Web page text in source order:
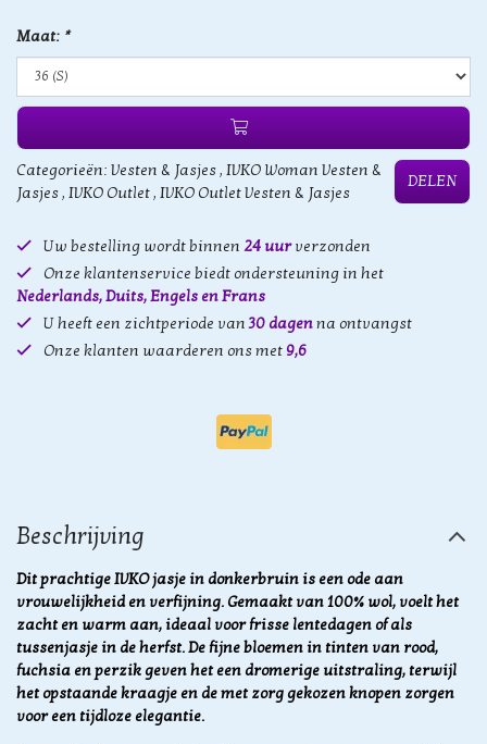
Maat: *
Categorieën: Vesten & Jasjes, IVKO Woman Vesten &
Jasjes, IVKO Outlet, IVKO Outlet Vesten & Jasjes
DELEN
Uw bestelling wordt binnen 24 uurverzonden
Onze klantenservice biedt ondersteuning in het
Nederlands, Duits, Engels en Frans
U heeft een zichtperiode van30 dagenna ontvangst
Onze klanten waarderen ons met 9,6
Beschrijving
Dit prachtige IVKO jasje in donkerbruin is een ode aan
vrouwelijkheid en verfijning. Gemaakt van 100% wol, voelt het
zacht en warm aan, ideaal voor frisse lentedagen of als
tussenjasje in de herfst. De fijne bloemen in tinten van rood,
fuchsia en perzik geven het een dromerige uitstraling, terwijl
het opstaande kraagje en de met zorg gekozen knopen zorgen
voor een tijdloze elegantie.